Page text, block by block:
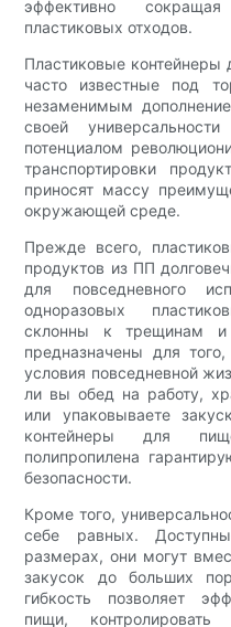
эффективно
пластиковых отходов.
Пластиковые
часто известные под
незаменимым
своей
потенциалом
транспортировки
приносят массу
окружающей среде.
Прежде всего,
продуктов из ПП
для повседневного
одноразовых
склонны к трещинам и
предназначены для
условия повседневной
ли вы обед на работу,
или упаковываете
контейнеры для
полипропилена
безопасности.
Кроме того,
себе равных.
размерах, они могут
закусок до больших
гибкость позволяет
пищи,